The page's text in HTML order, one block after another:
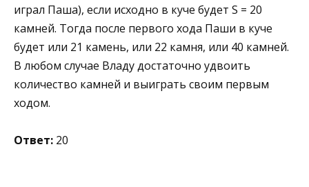
играл Паша), если исходно в куче будет S = 20
камней. Тогда после первого хода Паши в куче
будет или 21 камень, или 22 камня, или 40 камней.
В любом случае Владу достаточно удвоить
количество камней и выиграть своим первым
ходом.
Ответ: 20